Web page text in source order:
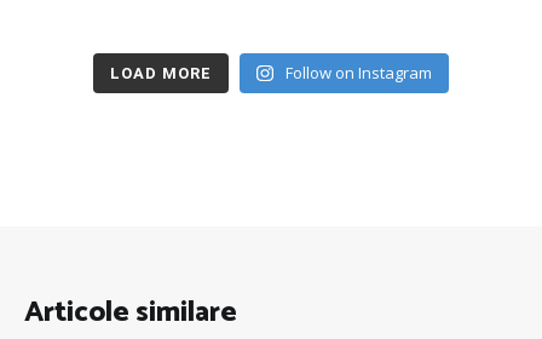
LOAD MORE Follow on Instagram
Articole similare